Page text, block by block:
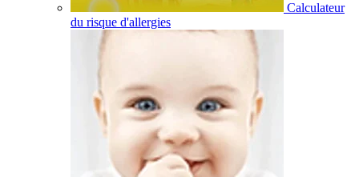
Calculateur
du risque d'allergies